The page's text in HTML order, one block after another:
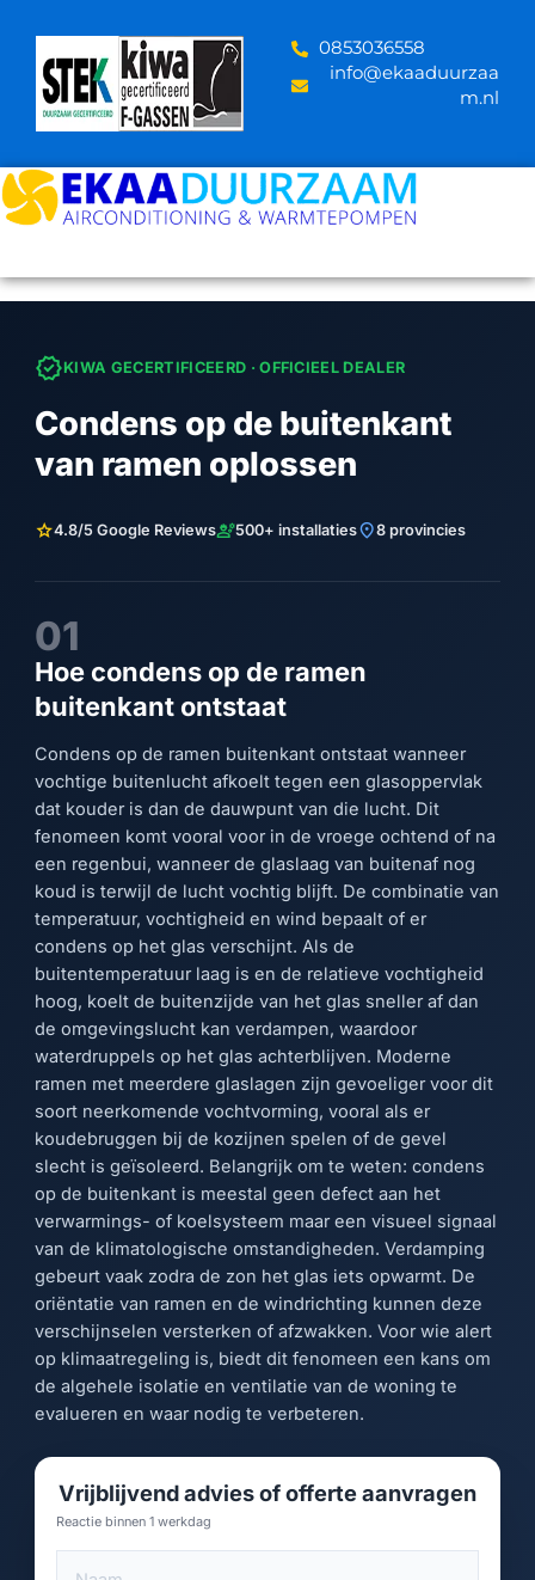
content
‪0853036558
info@ekaaduurzaa
m.nl
verifiedKIWA GECERTIFICEERD · OFFICIEEL DEALER
Condens op de buitenkant
van ramen oplossen
star4.8/5 Google Reviewsengineering500+ installatieslocation_on8 provincies
01
Hoe condens op de ramen
buitenkant ontstaat
Condens op de ramen buitenkant ontstaat wanneer
vochtige buitenlucht afkoelt tegen een glasoppervlak
dat kouder is dan de dauwpunt van die lucht. Dit
fenomeen komt vooral voor in de vroege ochtend of na
een regenbui, wanneer de glaslaag van buitenaf nog
koud is terwijl de lucht vochtig blijft. De combinatie van
temperatuur, vochtigheid en wind bepaalt of er
condens op het glas verschijnt. Als de
buitentemperatuur laag is en de relatieve vochtigheid
hoog, koelt de buitenzijde van het glas sneller af dan
de omgevingslucht kan verdampen, waardoor
waterdruppels op het glas achterblijven. Moderne
ramen met meerdere glaslagen zijn gevoeliger voor dit
soort neerkomende vochtvorming, vooral als er
koudebruggen bij de kozijnen spelen of de gevel
slecht is geïsoleerd. Belangrijk om te weten: condens
op de buitenkant is meestal geen defect aan het
verwarmings- of koelsysteem maar een visueel signaal
van de klimatologische omstandigheden. Verdamping
gebeurt vaak zodra de zon het glas iets opwarmt. De
oriëntatie van ramen en de windrichting kunnen deze
verschijnselen versterken of afzwakken. Voor wie alert
op klimaatregeling is, biedt dit fenomeen een kans om
de algehele isolatie en ventilatie van de woning te
evalueren en waar nodig te verbeteren.
Vrijblijvend advies of offerte aanvragen
Reactie binnen 1 werkdag